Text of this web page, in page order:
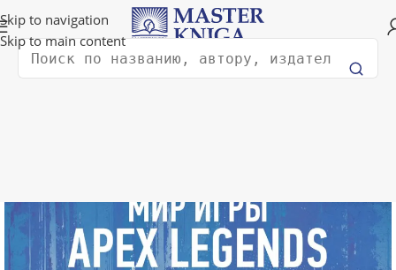
Skip to navigation
Skip to main content
Доставка в любую страну мира!
Поиск